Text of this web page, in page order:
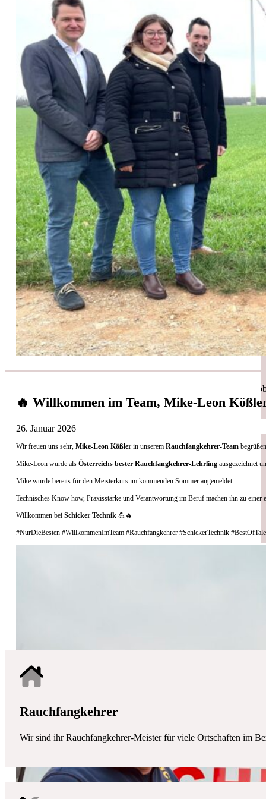
🔥 Willkommen im Team, Mike-Leon
26. Januar 2026
Wir freuen uns sehr,Mike-Leon Kößler in unseremRauchfangkehrer-Team
Mike-Leon wurde alsÖsterreichs bester Rauchfangkehrer-Lehrling ausgezeichnet
Mike wurde bereits für den Meisterkurs im kommenden Sommer angemeldet.
Technisches Know how, Praxisstärke und Verantwortung im Beruf machen ihn zu
Willkommen beiSchicker Technik 💪🔥
#NurDieBesten #WillkommenImTeam #Rauchfangkehrer #SchickerTechnik
Unsere Kunden vertrauen auf unsere langjährige Erfahrung und
Christoph Windisch
aus unseren Google-Bewertungen
Vom Anbot bis zur Fertigstellung alles rasch und
(Umbau) wurde besprochen und problemlos gelöst.
Johanna Koe
aus unseren Google-Bewertungen
Sehr freundlich! Hat alles super geklappt!
Simon Bilek
Anruf, 3 Stunden später war jemand Vorort, Problem
Thomas Gornix
aus unseren Google-Bewertungen
Nettes Team, und kompetente Beratung.
Rauchfangkehrer
Wir sind ihr Rauchfangkehrer-Meister für viele Ortschaften im